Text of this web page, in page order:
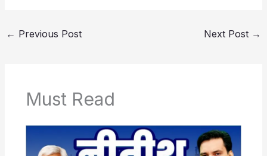
← Previous Post Next Post →
Must Read